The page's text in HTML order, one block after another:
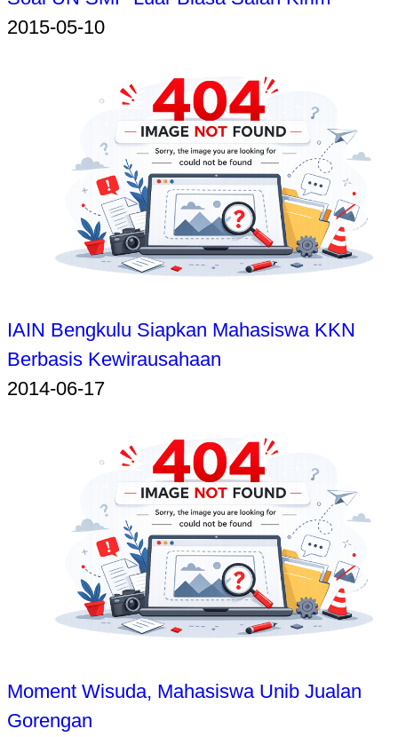
2015-05-10
IAIN Bengkulu Siapkan Mahasiswa KKN
Berbasis Kewirausahaan
2014-06-17
Moment Wisuda, Mahasiswa Unib Jualan
Gorengan